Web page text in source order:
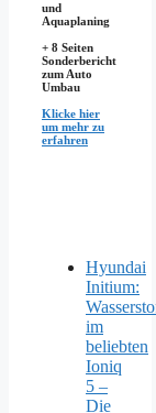
und
Aquaplaning
+ 8 Seiten
Sonderbericht
zum Auto
Umbau
Klicke hier
um mehr zu
erfahren
Hyundai
Initium:
im
beliebten
Ioniq
5 –
Die